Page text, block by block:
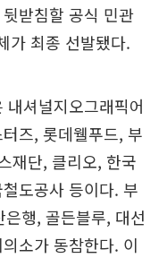
받침할 공식 민관
가 최종 선발됐다.
셔널지오그래픽어
즈, 롯데웰푸드, 부
재단, 클리오, 한국
도공사 등이다. 부
행, 골든블루, 대선
소가 동참한다. 이